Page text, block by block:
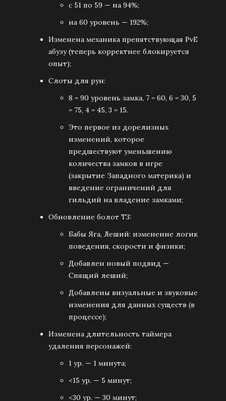
с 51 по 59 — на 94%;
на 60 уровень — 192%;
Изменена механика препятствующая PvE
абузу (теперь корректнее блокируется
опыт);
Слоты для рун:
8 = 90 уровень замка, 7 = 60, 6 = 30, 5
= 75, 4 = 45, 3 = 15.
Это первое из дорелизных
изменений, которое
предшествуют уменьшению
количества замков в игре
(закрытие Западного материка) и
введение ограничений для
гильдий на владение замками;
Обновление болот Т3:
Бабы Яга, Леший: изменение логик
поведения, скорости и физики;
Добавлен новый подвид —
Спящий леший;
Добавлены визуальные и звуковые
изменения для данных существ (в
процессе);
Изменена длительность таймера
удаления персонажей:
1 ур. — 1 минута;
<15 ур. — 5 минут;
<30 ур. — 30 минут;